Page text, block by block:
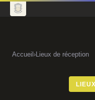
Accueil ›Lieux de réception